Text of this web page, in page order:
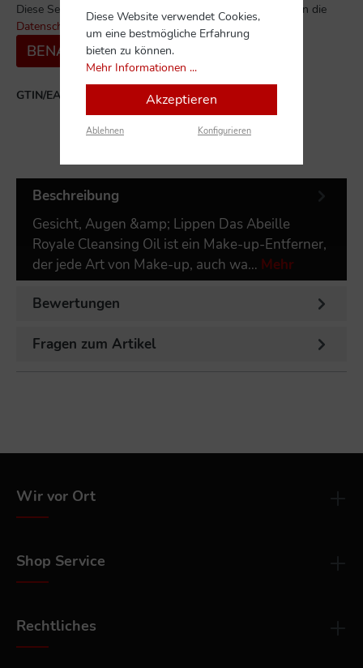
Diese Seite ist durch reCAPTCHA geschützt und es gelten die
Datenschutzrichtlinie
und Nutzungsbedingungen
BENACHRICHTIGE MICH
GTIN/EAN: 3346470620179
Beschreibung
Gesicht, Augen &amp; Lippen Das Abeille
Royale Cleansing Oil ist ein Make-up-Entferner,
der jede Art von Make-up, auch wa… Mehr
Bewertungen
Fragen zum Artikel
Wir vor Ort
Shop Service
Rechtliches
Diese Website verwendet Cookies,
um eine bestmögliche Erfahrung
bieten zu können.
Mehr Informationen ...
Akzeptieren
Ablehnen Konfigurieren